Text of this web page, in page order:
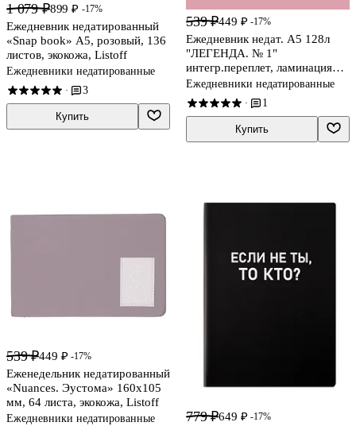
1 079 ₽899 ₽ -17%
Ежедневник недатированный
«Snap book» А5, розовый, 136
листов, экокожа, Listoff
Ежедневники недатированные
· 3
Купить
539 ₽449 ₽ -17%
Ежедневник недат. А5 128л
"ЛЕГЕНДА. № 1"
интегр.переплет, ламинация
Soft Touch, офсет
Ежедневники недатированные
· 1
Купить
539 ₽449 ₽ -17%
Еженедельник недатированный
«Nuances. Эустома» 160х105
мм, 64 листа, экокожа, Listoff
Ежедневники недатированные
779 ₽649 ₽ -17%